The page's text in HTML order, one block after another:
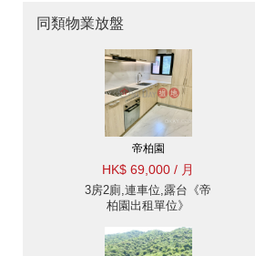
同類物業放盤
帝柏園
HK$ 69,000 / 月
3房2廁,連車位,露台《帝
柏園出租單位》